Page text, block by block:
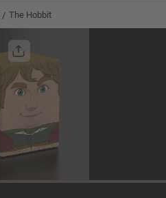
/ The Hobbit